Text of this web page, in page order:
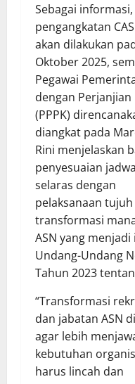
Sebagai
pengangkatan
akan dilakukan
Oktober 2025,
Pegawai
dengan Perjanjian
(PPPK)
diangkat pada
Rini menjelaskan
penyesuaian
selaras dengan
pelaksanaan
transformasi
ASN yang
Undang-Undang
Tahun 2023
“Transformasi
dan jabatan ASN
agar lebih
kebutuhan
harus lincah dan